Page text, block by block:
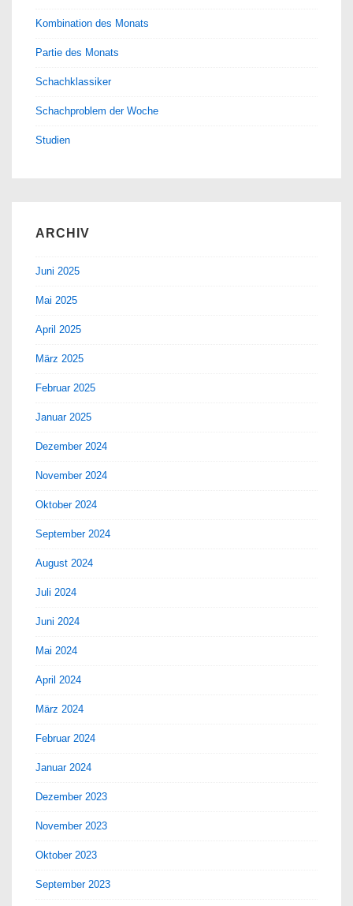
Kombination des Monats
Partie des Monats
Schachklassiker
Schachproblem der Woche
Studien
ARCHIV
Juni 2025
Mai 2025
April 2025
März 2025
Februar 2025
Januar 2025
Dezember 2024
November 2024
Oktober 2024
September 2024
August 2024
Juli 2024
Juni 2024
Mai 2024
April 2024
März 2024
Februar 2024
Januar 2024
Dezember 2023
November 2023
Oktober 2023
September 2023